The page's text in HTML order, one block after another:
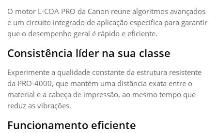
O motor L-COA PRO da Canon reúne algoritmos avançados
e um circuito integrado de aplicação específica para garantir
que o desempenho geral é rápido e eficiente.
Consistência líder na sua classe
Experimente a qualidade constante da estrutura resistente
da PRO-4000, que mantém uma distância exata entre o
material e a cabeça de impressão, ao mesmo tempo que
reduz as vibrações.
Funcionamento eficiente